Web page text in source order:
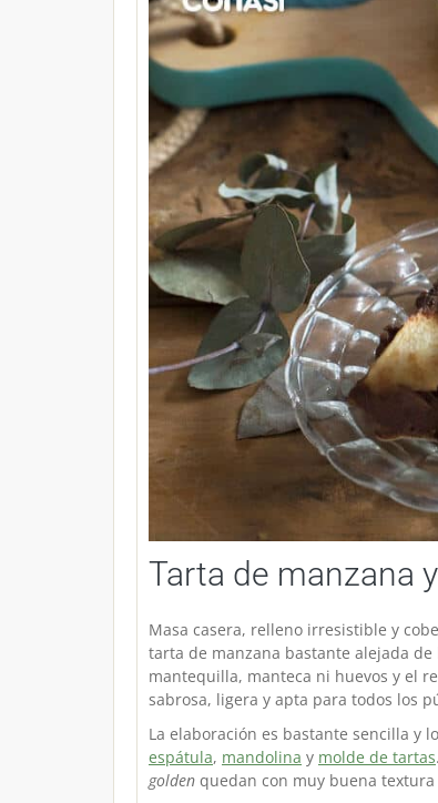
Tarta de manzana
Masa casera, relleno irresistible y
tarta de manzana bastante alejada
mantequilla, manteca ni huevos y el
sabrosa, ligera y apta para todos los
La elaboración es bastante sencilla y
espátula, mandolina y molde de tartas
golden quedan con muy buena